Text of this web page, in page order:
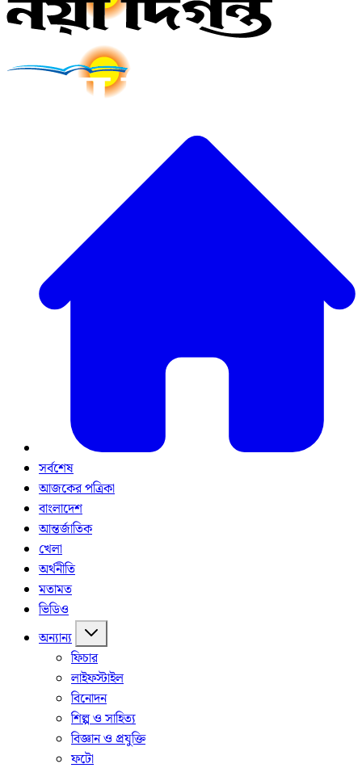
সর্বশেষ
আজকের পত্রিকা
বাংলাদেশ
আন্তর্জাতিক
খেলা
অর্থনীতি
মতামত
ভিডিও
অন্যান্য
ফিচার
লাইফস্টাইল
বিনোদন
শিল্প ও সাহিত্য
বিজ্ঞান ও প্রযুক্তি
ফটো